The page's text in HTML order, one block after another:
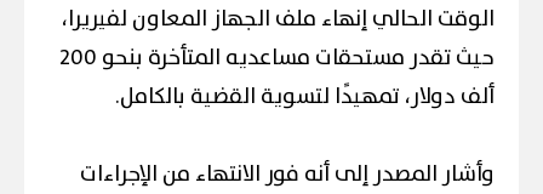
الوقت الحالي إنهاء ملف الجهاز المعاون لفيريرا،
حيث تقدر مستحقات مساعديه المتأخرة بنحو 200
ألف دولار، تمهيدًا لتسوية القضية بالكامل.
وأشار المصدر إلى أنه فور الانتهاء من الإجراءات